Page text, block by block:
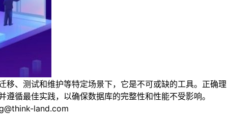
、测试和维护等特定场景下，它是不可或缺的工具。正确理
循最佳实践，以确保数据库的完整性和性能不受影响。
land.com